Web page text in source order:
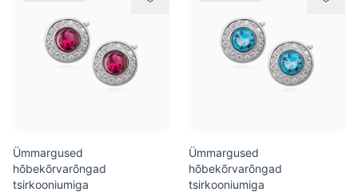
Ümmargused
hõbekõrvarõngad
tsirkooniumiga
Ümmargused
hõbekõrvarõngad
tsirkooniumiga